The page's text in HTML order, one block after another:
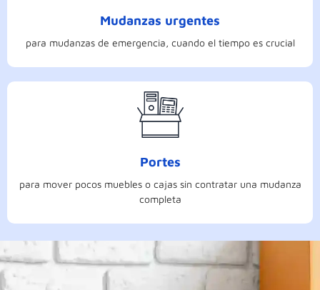
Mudanzas urgentes
para mudanzas de emergencia, cuando el tiempo es crucial
Portes
para mover pocos muebles o cajas sin contratar una mudanza
completa